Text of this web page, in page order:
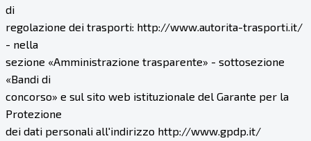
di
regolazione dei trasporti: http://www.autorita-trasporti.it/
- nella
sezione «Amministrazione trasparente» - sottosezione
«Bandi di
concorso» e sul sito web istituzionale del Garante per la
Protezione
dei dati personali all'indirizzo http://www.gpdp.it/